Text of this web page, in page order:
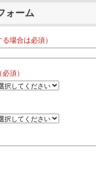
ォーム
る場合は必須）
（必須）